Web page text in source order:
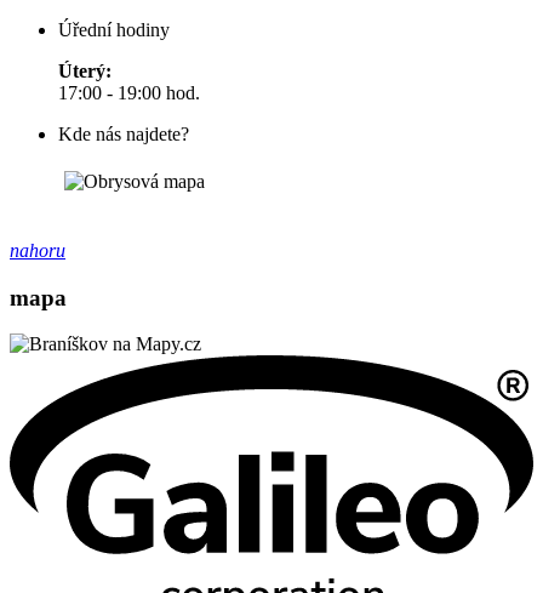
Úřední hodiny
Úterý:
17:00 - 19:00 hod.
Kde nás najdete?
nahoru
mapa